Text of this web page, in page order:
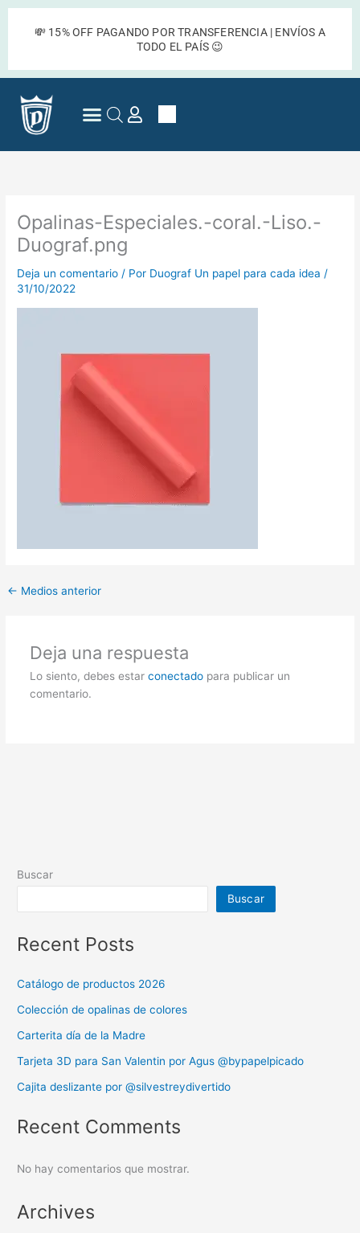
💸 15% OFF PAGANDO POR TRANSFERENCIA | ENVÍOS A
TODO EL PAÍS 😉
Cart
Opalinas-Especiales.-coral.-Liso.-
Duograf.png
Deja un comentario / Por Duograf Un papel para cada idea /
31/10/2022
← Medios anterior
Deja una respuesta
Lo siento, debes estar conectadopara publicar un
comentario.
Buscar
Buscar
Recent Posts
Catálogo de productos 2026
Colección de opalinas de colores
Carterita día de la Madre
Tarjeta 3D para San Valentin por Agus @bypapelpicado
Cajita deslizante por @silvestreydivertido
Recent Comments
No hay comentarios que mostrar.
Archives